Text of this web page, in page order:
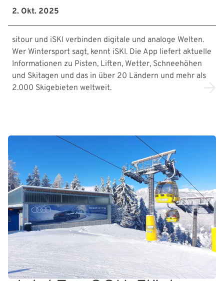
2. Okt. 2025
sitour und iSKI verbinden digitale und analoge Welten.
Wer Wintersport sagt, kennt iSKI. Die App liefert aktuelle
Informationen zu Pisten, Liften, Wetter, Schneehöhen
und Skitagen und das in über 20 Ländern und mehr als
2.000 Skigebieten weltweit.